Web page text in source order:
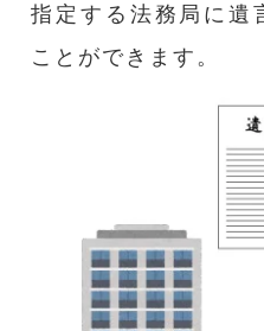
指定する法務局に遺
ことができます。